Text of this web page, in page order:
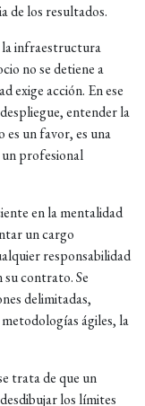
de los resultados.
la infraestructura
no se detiene a
exige acción. En ese
entender la
un favor, es una
profesional
en la mentalidad
un cargo
responsabilidad
su contrato. Se
delimitadas,
ágiles, la
trata de que un
los límites